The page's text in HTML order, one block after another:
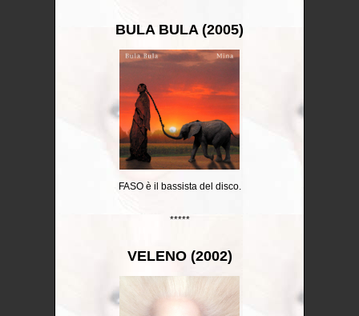
BULA BULA (2005)
FASO è il bassista del disco.
*****
VELENO (2002)